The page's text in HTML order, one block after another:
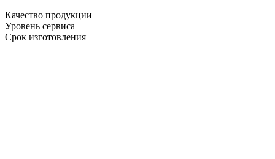
Качество продукции
Уровень сервиса
Срок изготовления